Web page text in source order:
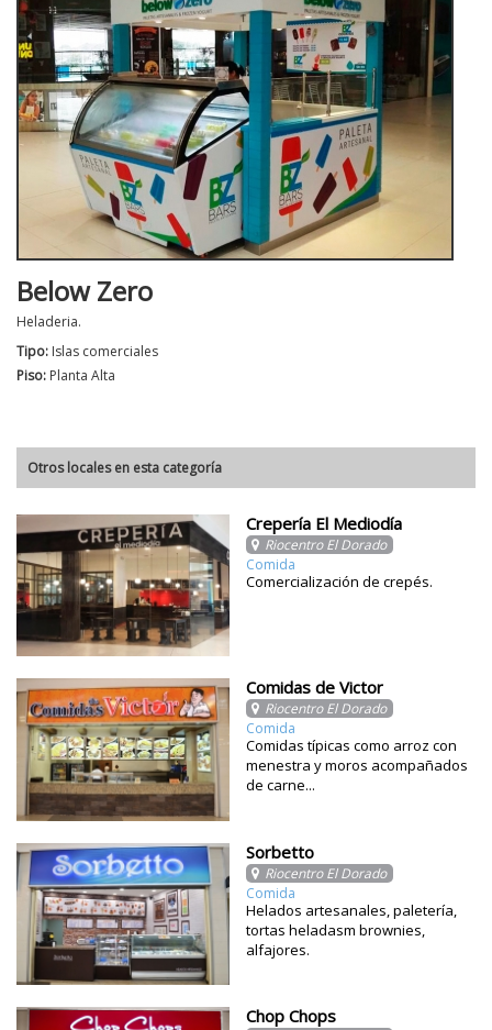
Below Zero
Heladeria.
Tipo: Islas comerciales
Piso: Planta Alta
Otros locales en esta categoría
Crepería El Mediodía
Riocentro El Dorado
Comida
Comercialización de crepés.
Comidas de Victor
Riocentro El Dorado
Comida
Comidas típicas como arroz con
menestra y moros acompañados
de carne...
Sorbetto
Riocentro El Dorado
Comida
Helados artesanales, paletería,
tortas heladasm brownies,
alfajores.
Chop Chops